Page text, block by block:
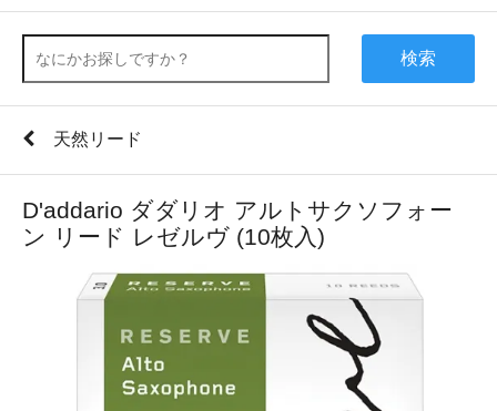
検索
天然リード
D'addario ダダリオ アルトサクソフォー
ン リード レゼルヴ (10枚入)